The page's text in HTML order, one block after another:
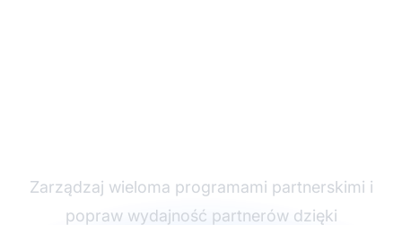
Zarządzaj wieloma programami partnerskimi i
popraw wydajność partnerów dzięki